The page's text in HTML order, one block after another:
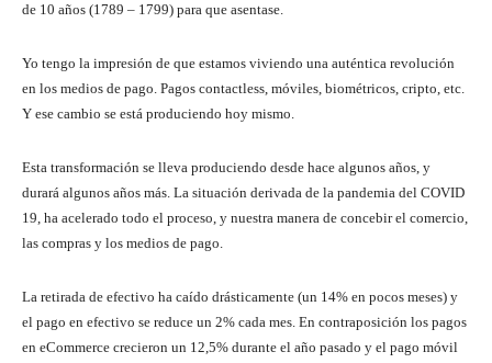
de 10 años (1789 – 1799) para que asentase.
Yo tengo la impresión de que estamos viviendo una auténtica revolución
en los medios de pago. Pagos contactless, móviles, biométricos, cripto, etc.
Y ese cambio se está produciendo hoy mismo.
Esta transformación se lleva produciendo desde hace algunos años, y
durará algunos años más. La situación derivada de la pandemia del COVID
19, ha acelerado todo el proceso, y nuestra manera de concebir el comercio,
las compras y los medios de pago.
La retirada de efectivo ha caído drásticamente (un 14% en pocos meses) y
el pago en efectivo se reduce un 2% cada mes. En contraposición los pagos
en eCommerce crecieron un 12,5% durante el año pasado y el pago móvil